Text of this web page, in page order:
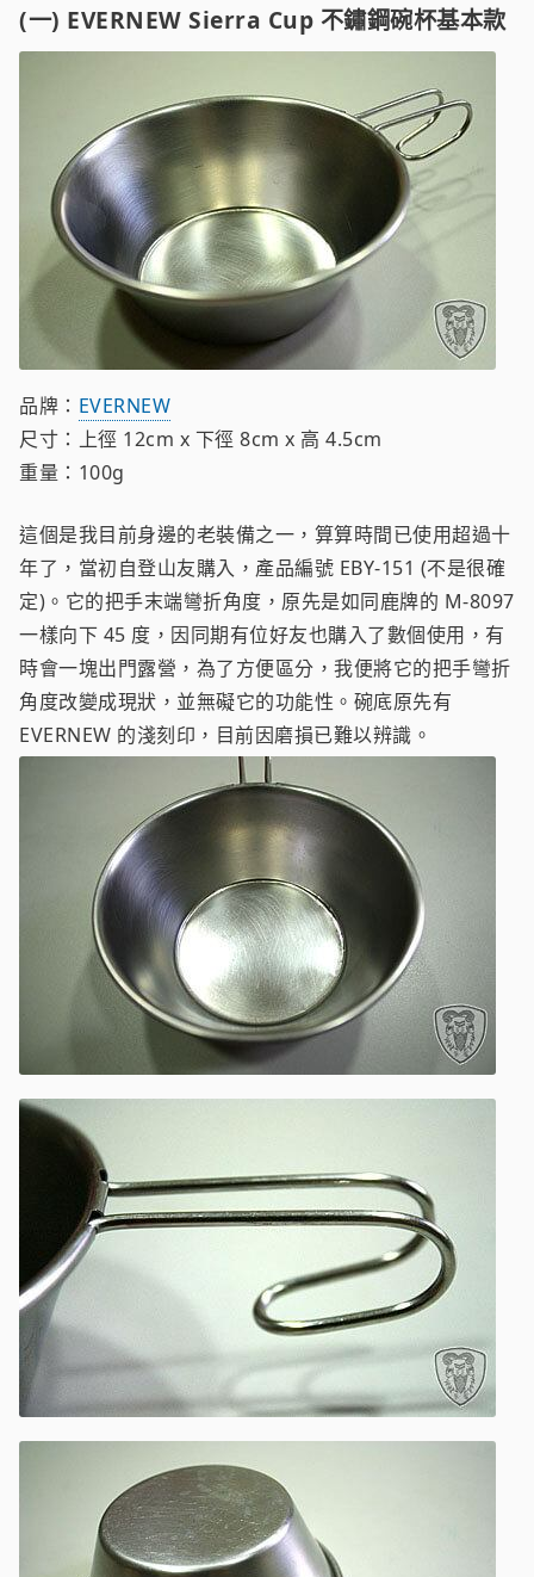
(一) EVERNEW Sierra Cup 不鏽鋼碗杯基本款
品牌： EVERNEW
尺寸：上徑 12cm x 下徑 8cm x 高 4.5cm
重量：100g
這個是我目前身邊的老裝備之一，算算時間已使用超過十
年了，當初自登山友購入，產品編號 EBY-151 (不是很確
定)。它的把手末端彎折角度，原先是如同鹿牌的 M-8097
一樣向下 45 度，因同期有位好友也購入了數個使用，有
時會一塊出門露營，為了方便區分，我便將它的把手彎折
角度改變成現狀，並無礙它的功能性。碗底原先有
EVERNEW 的淺刻印，目前因磨損已難以辨識。